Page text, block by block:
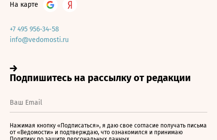
На карте
+7 495 956-34-58
info@vedomosti.ru
Нажимая кнопку «Подписаться», я даю свое согласие получать письма
от «Ведомости» и подтверждаю, что ознакомился и принимаю